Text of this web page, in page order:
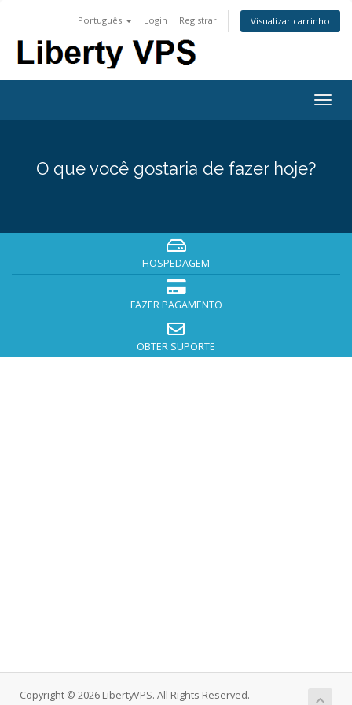
Português Login Registrar Visualizar carrinho
O que você gostaria de fazer hoje?
HOSPEDAGEM
FAZER PAGAMENTO
OBTER SUPORTE
Copyright © 2026 LibertyVPS. All Rights Reserved.